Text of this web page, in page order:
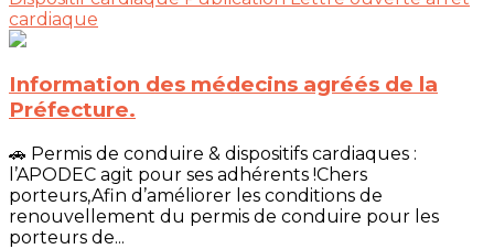
cardiaque
Information des médecins agréés de la
Préfecture.
🚗 Permis de conduire & dispositifs cardiaques :
l’APODEC agit pour ses adhérents !Chers
porteurs,Afin d’améliorer les conditions de
renouvellement du permis de conduire pour les
porteurs de...